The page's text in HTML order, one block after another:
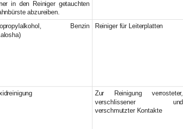
in den Reiniger getauchten
abzureiben.
Benzin
Reiniger für Leiterplatten
Zur Reinigung verrosteter,
verschlissener und
verschmutzter Kontakte